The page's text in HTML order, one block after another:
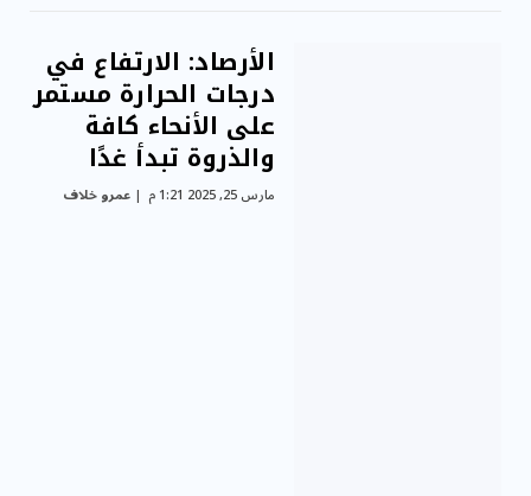
الأرصاد: الارتفاع في
درجات الحرارة مستمر
على الأنحاء كافة
والذروة تبدأ غدًا
مارس 25, 2025 1:21 م عمرو خلاف